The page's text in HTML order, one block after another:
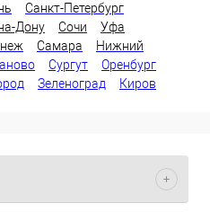
Санкт-Петербург
Дону Сочи
Уфа
Самара
Нижний
Сургут
Оренбург
Зеленоград
Киров